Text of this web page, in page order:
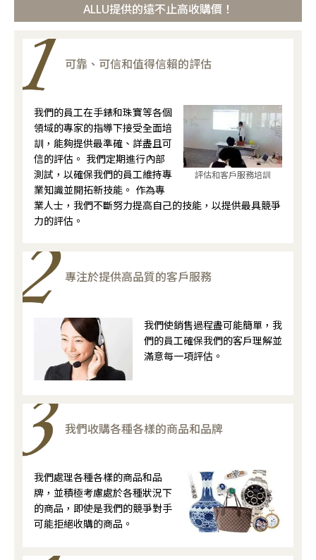
ALLU提供的遠不止高收購價！
可靠、可信和值得信賴的評估
評估和客戶服務培訓
我們的員工在手錶和珠寶等各個
領域的專家的指導下接受全面培
訓，能夠提供最準確、詳盡且可
信的評估。 我們定期進行內部
測試，以確保我們的員工維持專
業知識並開拓新技能。 作為專
業人士，我們不斷努力提高自己的技能，以提供最具競爭
力的評估。
專注於提供高品質的客戶服務
我們使銷售過程盡可能簡單，我
們的員工確保我們的客戶理解並
滿意每一項評估。
我們收購各種各樣的商品和品牌
我們處理各種各樣的商品和品
牌，並積極考慮處於各種狀況下
的商品，即使是我們的競爭對手
可能拒絕收購的商品。